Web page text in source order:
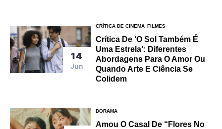
14
Jun
CRÍTICA DE CINEMA FILMES
Crítica De ‘O Sol Também É
Uma Estrela’: Diferentes
Abordagens Para O Amor Ou
Quando Arte E Ciência Se
Colidem
DORAMA
Amou O Casal De “Flores No